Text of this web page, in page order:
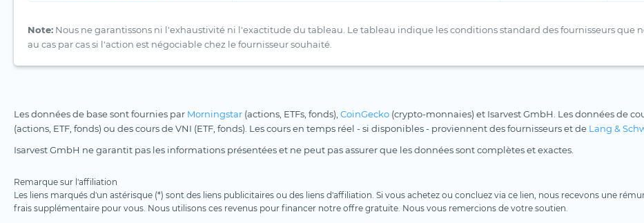
Note: Nous ne garantissons ni l'exhaustivité ni l'exactitude du tableau. Le tableau indique les conditions standard des fournisseurs que
au cas par cas si l'action est négociable chez le fournisseur souhaité.
Les données de base sont fournies par Morningstar (actions, ETFs, fonds), CoinGecko (crypto-monnaies) et Isarvest GmbH. Les données de
(actions, ETF, fonds) ou des cours de VNI (ETF, fonds). Les cours en temps réel - si disponibles - proviennent des fournisseurs et de Lang &
Isarvest GmbH ne garantit pas les informations présentées et ne peut pas assurer que les données sont complètes et exactes.
Remarque sur l'affiliation
Les liens marqués d'un astérisque (*) sont des liens publicitaires ou des liens d'affiliation. Si vous achetez ou concluez via ce lien, nous recevons une
frais supplémentaire pour vous. Nous utilisons ces revenus pour financer notre offre gratuite. Nous vous remercions de votre soutien.